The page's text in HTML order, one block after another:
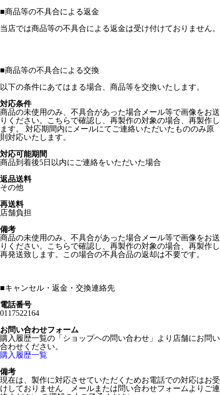
■商品等の不具合による返金
当店では商品等の不具合による返金は受け付けておりません。
■商品等の不具合による交換
以下の条件にあてはまる場合、商品等を交換いたします。
対応条件
商品の未使用のみ、不具合があった場合メール等で画像をお送
りください。こちらで確認し、再製作の対象の場合、再製作し
ます。 対応期間内にメールにてご連絡いただいたもののみ原
則対応いたします。
対応可能期間
商品到着後5日以内にご連絡をいただいた場合
返品送料
その他
再送料
店舗負担
備考
商品の未使用のみ、不具合があった場合メール等で画像をお送
りください。こちらで確認し、再製作の対象の場合、再製作し
再発送致します。この場合の不具合品の返却は不要です。
■キャンセル・返金・交換連絡先
電話番号
0117522164
お問い合わせフォーム
購入履歴一覧の「ショップヘの問い合わせ」より店舗にお問い
合わせください。
購入履歴一覧
備考
現在は、製作に対応させていただくためお電話での対応はお受
けしておりません メールまたは問い合わせフォームよりご連